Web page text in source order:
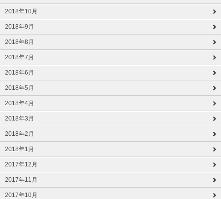
2018年10月
2018年9月
2018年8月
2018年7月
2018年6月
2018年5月
2018年4月
2018年3月
2018年2月
2018年1月
2017年12月
2017年11月
2017年10月